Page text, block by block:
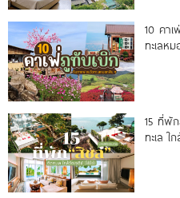
10 คา
ทะเลห
15 ที่พั
ทะเล ใ